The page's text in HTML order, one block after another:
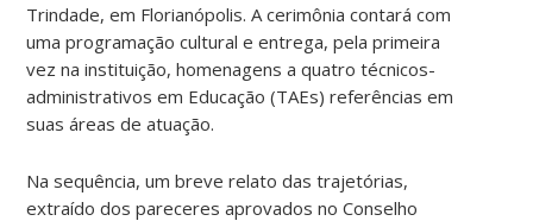
Trindade, em Florianópolis. A cerimônia contará com
uma programação cultural e entrega, pela primeira
vez na instituição, homenagens a quatro técnicos-
administrativos em Educação (TAEs) referências em
suas áreas de atuação.
Na sequência, um breve relato das trajetórias,
extraído dos pareceres aprovados no Conselho